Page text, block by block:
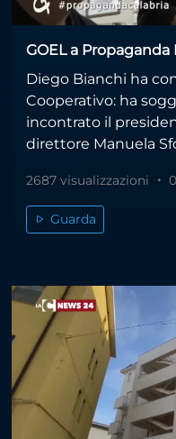
GOEL a Propaganda
Diego Bianchi ha
Cooperativo: ha
incontrato il
direttore Manuela
2687 visualizzazioni
Guarda